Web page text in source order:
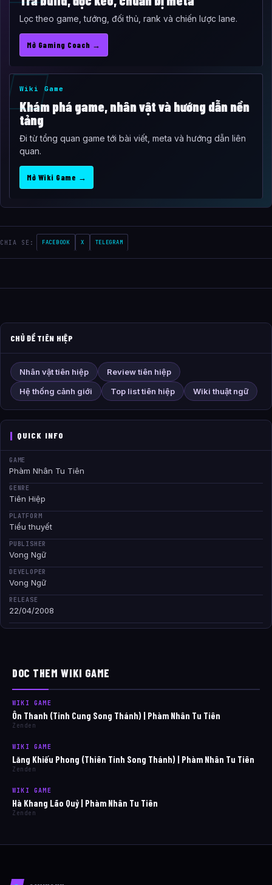
Lọc theo game, tướng, đối thủ, rank và chiến lược lane.
Mở Gaming Coach →
Wiki Game
Khám phá game, nhân vật và hướng dẫn nền
tảng
Đi từ tổng quan game tới bài viết, meta và hướng dẫn liên
quan.
Mở Wiki Game →
CHIA SE: FACEBOOK X TELEGRAM
CHỦ ĐỀ TIÊN HIỆP
Nhân vật tiên hiệp
Review tiên hiệp
Hệ thống cảnh giới
Top list tiên hiệp Wiki thuật ngữ
QUICK INFO
GAME
Phàm Nhân Tu Tiên
GENRE
Tiên Hiệp
PLATFORM
Tiểu thuyết
PUBLISHER
Vong Ngữ
DEVELOPER
Vong Ngữ
RELEASE
22/04/2008
DOC THEM WIKI GAME
WIKI GAME
Ôn Thanh (Tinh Cung Song Thánh) | Phàm Nhân Tu Tiên
Zenden
WIKI GAME
Lăng Khiếu Phong (Thiên Tinh Song Thánh) | Phàm Nhân Tu Tiên
Zenden
WIKI GAME
Hà Khang Lão Quỷ | Phàm Nhân Tu Tiên
Zenden